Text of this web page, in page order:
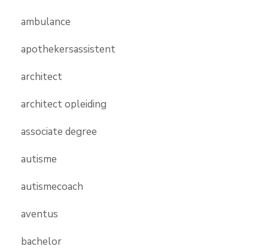
ambulance
apothekersassistent
architect
architect opleiding
associate degree
autisme
autismecoach
aventus
bachelor